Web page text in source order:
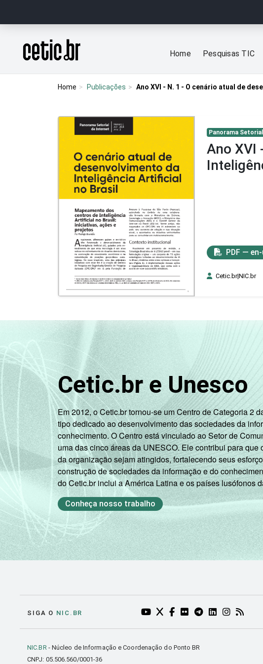
Página inicial
Home Pesquisas TIC
Home Publicações Ano XVI - N. 1 - O cenário atual de
Panorama Setorial
Ano XVI
PDF —
Cetic.br|NIC.br
Cetic.br e Unesco
Em 2012, o Cetic.br tornou-se um Centro de Categoria 2
tipo dedicado ao desenvolvimento das sociedades da
conhecimento. O Centro está vinculado ao Setor de
uma das cinco áreas da UNESCO. Ele contribui para que
da organização sejam atingidos, fortalecendo seus
construção de sociedades da informação e do
do Cetic.br inclui a América Latina e os países lusófonos
Conheça nosso trabalho
SIGA O NIC.BR YOUTUBE DO NIC.BR (ABRE EM
TWITTER DO NIC.BR (ABRE
FACEBOOK DO NIC.BR
FLICKR DO NIC.BR
TELEGRAM DO
LINKEDIN DO
RSS
NIC.BR- Núcleo de Informação e Coordenação do Ponto BR
CNPJ: 05.506.560/0001-36